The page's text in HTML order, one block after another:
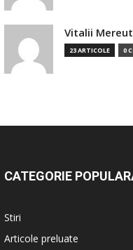
Vitalii
23 ARTICOLE 0
CATEGORIE
Stiri
Articole preluate